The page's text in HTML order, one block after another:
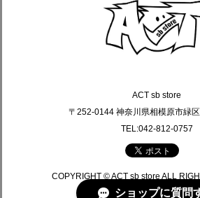
ACT sb store
〒252-0144 神奈川県相模原市緑
TEL:042-812-0757
COPYRIGHT © ACT sb store ALL
ショップに質問